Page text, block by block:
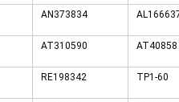
AN373834
AT310590 AT40858
RE198342 TP1-60